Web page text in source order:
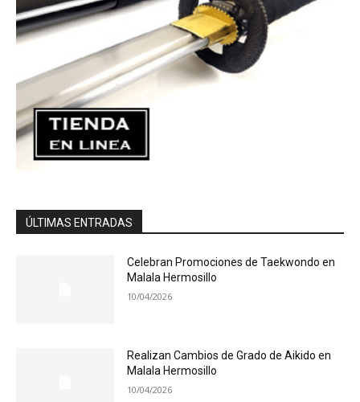
ÚLTIMAS ENTRADAS
Celebran Promociones de Taekwondo en
Malala Hermosillo
10/04/2026
Realizan Cambios de Grado de Aikido en
Malala Hermosillo
10/04/2026